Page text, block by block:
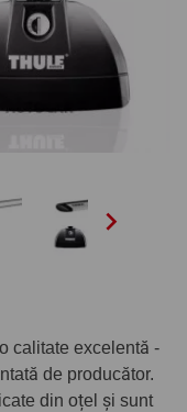

calitate excelentă -
de producător.
din oțel și sunt